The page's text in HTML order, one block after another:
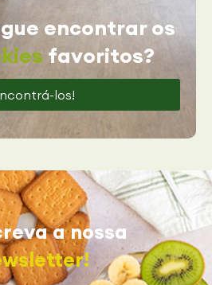
encontrar os
favoritos?
los!
a nossa